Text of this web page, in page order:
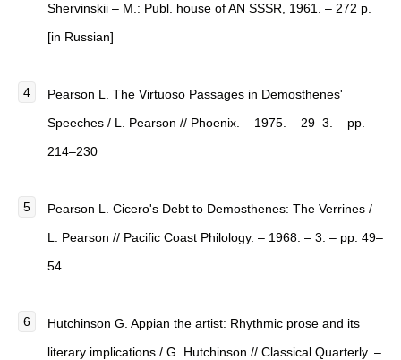
Shervinskii – M.: Publ. house of AN SSSR, 1961. – 272 p.
[in Russian]
Pearson L. The Virtuoso Passages in Demosthenes'
Speeches / L. Pearson // Phoenix. – 1975. – 29–3. – pp.
214–230
Pearson L. Cicero's Debt to Demosthenes: The Verrines /
L. Pearson // Pacific Coast Philology. – 1968. – 3. – pp. 49–
54
Hutchinson G. Appian the artist: Rhythmic prose and its
literary implications / G. Hutchinson // Classical Quarterly. –